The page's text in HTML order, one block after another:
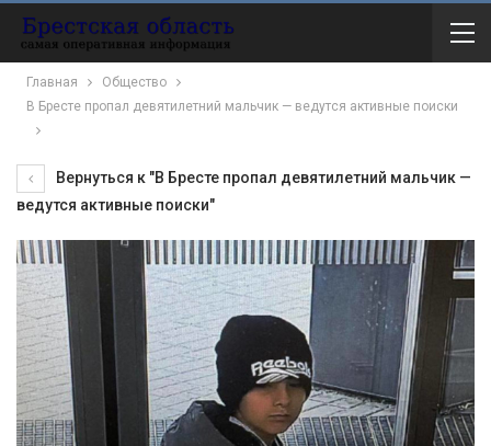
Главная
Общество
В Бресте пропал девятилетний мальчик — ведутся активные поиски
Вернуться к "В Бресте пропал девятилетний мальчик —
ведутся активные поиски"